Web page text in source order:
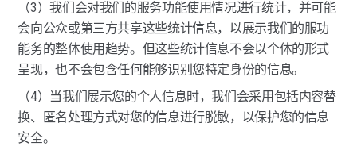
（3）我们会对我们的服务功能使用情况进行统计，并可能
会向公众或第三方共享这些统计信息，以展示我们的服功
能务的整体使用趋势。但这些统计信息不会以个体的形式
呈现，也不会包含任何能够识别您特定身份的信息。
（4）当我们展示您的个人信息时，我们会采用包括内容替
换、匿名处理方式对您的信息进行脱敏，以保护您的信息
安全。